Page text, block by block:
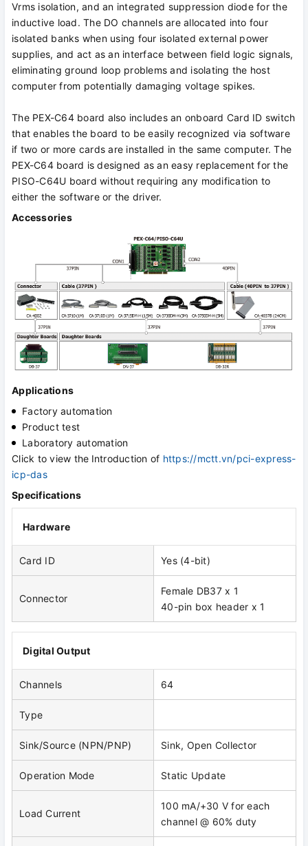
Vrms isolation, and an integrated suppression diode for the
inductive load. The DO channels are allocated into four
isolated banks when using four isolated external power
supplies, and act as an interface between field logic signals,
eliminating ground loop problems and isolating the host
computer from potentially damaging voltage spikes.
The PEX-C64 board also includes an onboard Card ID switch
that enables the board to be easily recognized via software
if two or more cards are installed in the same computer. The
PEX-C64 board is designed as an easy replacement for the
PISO-C64U board without requiring any modification to
either the software or the driver.
Accessories
Applications
Factory automation
Product test
Laboratory automation
Click to view the Introduction of https://mctt.vn/pci-express-
icp-das
Specifications
Hardware
Card ID Yes (4-bit)
Connector
Female DB37 x 1
40-pin box header x 1
Digital Output
Channels 64
Type
Sink/Source (NPN/PNP) Sink, Open Collector
Operation Mode Static Update
Load Current
100 mA/+30 V for each
channel @ 60% duty